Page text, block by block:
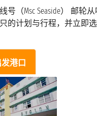
号（Msc Seaside） 邮轮
的计划与行程，并立即
港口